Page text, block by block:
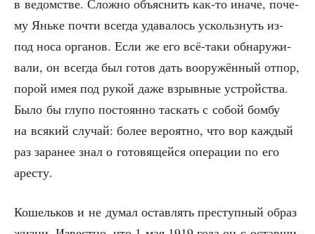
в ведом­стве. Слож­но объ­яс­нить как-то ина­че, поче­
му Янь­ке почти все­гда уда­ва­лось ускольз­нуть из-
под носа орга­нов. Если же его всё-таки обна­ру­жи­
ва­ли, он все­гда был готов дать воору­жён­ный отпор,
порой имея под рукой даже взрыв­ные устрой­ства.
Было бы глу­по посто­ян­но тас­кать с собой бом­бу
на вся­кий слу­чай: более веро­ят­но, что вор каж­дый
раз зара­нее знал о гото­вя­щей­ся опе­ра­ции по его
аресту.
Кошель­ков и не думал остав­лять пре­ступ­ный образ